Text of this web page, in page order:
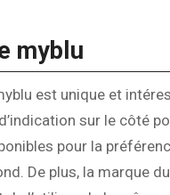
myblu
est unique et
sur le côté
pour la
De plus, la marque